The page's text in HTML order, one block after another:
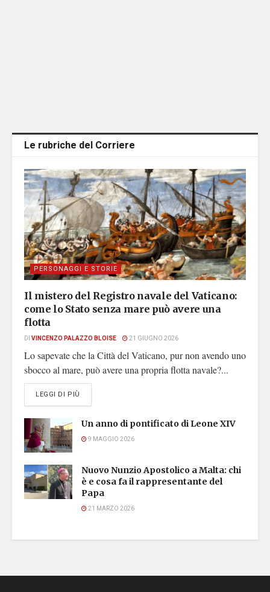
Le rubriche del Corriere
PERSONAGGI E STORIE
Il mistero del Registro navale del Vaticano:
come lo Stato senza mare può avere una
flotta
DI VINCENZO PALAZZO BLOISE 21 GIUGNO 2026
Lo sapevate che la Città del Vaticano, pur non avendo uno
sbocco al mare, può avere una propria flotta navale?...
LEGGI DI PIÙ
Un anno di pontificato di Leone XIV
9 MAGGIO 2026
Nuovo Nunzio Apostolico a Malta: chi
è e cosa fa il rappresentante del
Papa
21 MARZO 2026